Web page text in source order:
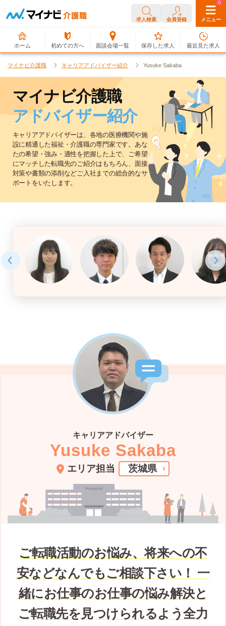
求人検索 会員登録 メニュー
ホーム 初めての方へ 面談会場一覧
0
保存した求人
0
最近見た求人
マイナビ介護職 キャリアアドバイザー紹介 Yusuke Sakaba
マイナビ介護職
アドバイザー紹介
キャリアアドバイザーは、各地の医療機関や施
設に精通した福祉・介護職の専門家です。 あな
たの希望・強み・適性を把握した上で、ご希望
にマッチした転職先のご紹介はもちろん、 面接
対策や書類の添削などご入社までの総合的なサ
ポートをいたします。
キャリアアドバイザー
Yusuke Sakaba
エリア担当 茨城県
ご転職活動のお悩み、将来への不
安などなんでもご相談下さい！ 一
緒にお仕事のお仕事の悩み解決と
ご転職先を見つけられるよう全力